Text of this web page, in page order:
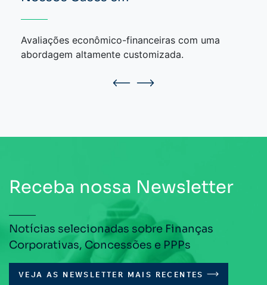
Avaliações econômico-financeiras com uma
abordagem altamente customizada.
Receba nossa Newsletter
Notícias selecionadas sobre Finanças
Corporativas, Concessões e PPPs
VEJA AS NEWSLETTER MAIS RECENTES